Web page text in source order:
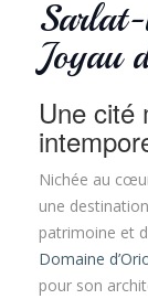
Joyau
Une cité
Nichée au
une
patrimoine et
Domaine
pour son